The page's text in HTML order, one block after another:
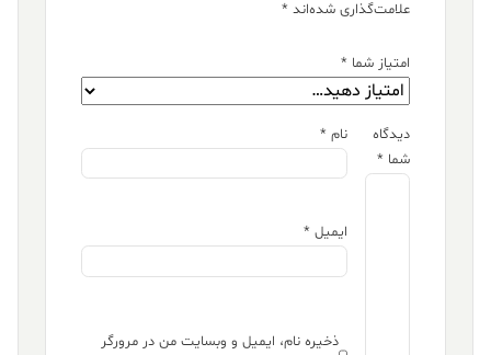
علامت‌گذاری شده‌اند *
امتیاز شما *
دیدگاه
شما *
نام *
ایمیل *
ذخیره نام، ایمیل و وبسایت من در مرورگر